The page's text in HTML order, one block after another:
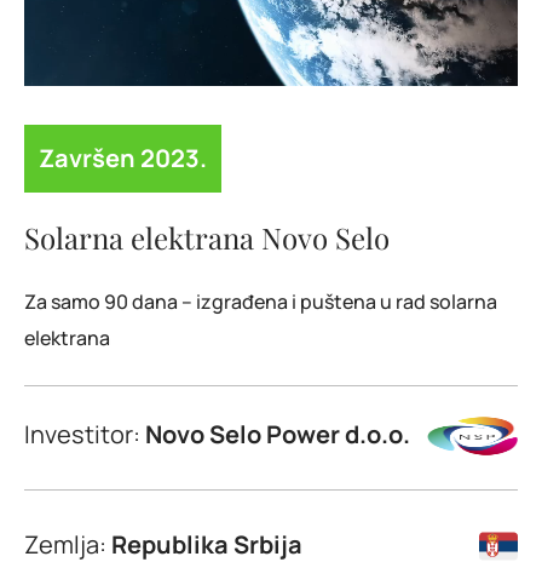
Završen 2023.
Solarna elektrana Novo Selo
Za samo 90 dana – izgrađena i puštena u rad solarna
elektrana
Investitor: Novo Selo Power d.o.o.
Zemlja: Republika Srbija